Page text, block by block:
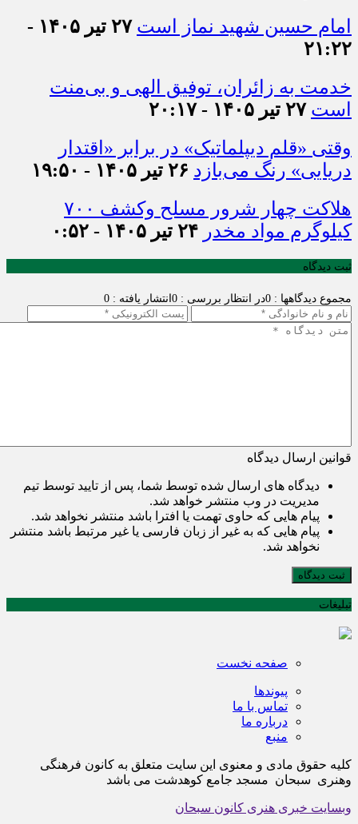
امام حسین شهید نماز است
۲۷ تیر ۱۴۰۵ -
۲۱:۲۲
خدمت به زائران، توفیق الهی و بی‌منت
است ۲۷ تیر ۱۴۰۵ - ۲۰:۱۷
وقتی «قلم دیپلماتیک» در برابر «اقتدار
دریایی» رنگ می‌بازد ۲۶ تیر ۱۴۰۵ - ۱۹:۵۰
هلاکت چهار شرور مسلح وکشف ۷۰۰
کیلوگرم مواد مخدر ۲۴ تیر ۱۴۰۵ - ۰:۵۲
ثبت دیدگاه
مجموع دیدگاهها : 0 در انتظار بررسی : 0 انتشار یافته : 0
قوانین ارسال دیدگاه
دیدگاه های ارسال شده توسط شما، پس از تایید توسط تیم
مدیریت در وب منتشر خواهد شد.
پیام هایی که حاوی تهمت یا افترا باشد منتشر نخواهد شد.
پیام هایی که به غیر از زبان فارسی یا غیر مرتبط باشد منتشر
نخواهد شد.
ثبت دیدگاه
تبلیغات
صفحه نخست
پیوندها
تماس با ما
درباره ما
منبع
کلیه حقوق مادی و معنوی این سایت متعلق به کانون فرهنگی
وهنری سبحان مسجد جامع کوهدشت می باشد
وبسایت خبری هنری کانون سبحان